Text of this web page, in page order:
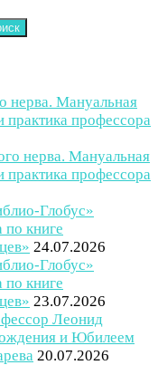
нерва. Мануальная
практика профессора
нерва. Мануальная
практика профессора
Глобус»
книге
24.07.2026
Глобус»
книге
23.07.2026
Леонид
и Юбилеем
20.07.2026